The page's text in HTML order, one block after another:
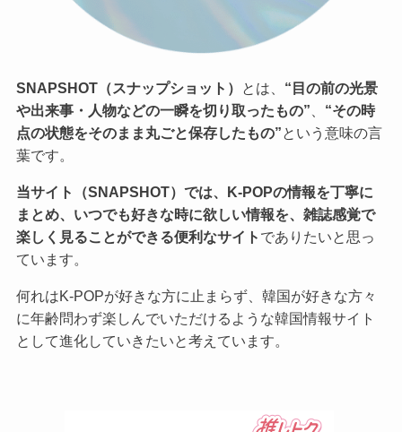
SNAPSHOT（スナップショット） とは、 “目の前の光景
や出来事・人物などの一瞬を切り取ったもの”
“その時
点の状態をそのまま丸ごと保存したもの”という意味の言
葉です。
当サイト（SNAPSHOT）では、K-POPの情報を丁寧に
まとめ、いつでも好きな時に欲しい情報を、雑誌感覚で
楽しく見ることができる便利なサイト でありたいと思っ
ています。
何れはK-POPが好きな方に止まらず、韓国が好きな方々
に年齢問わず楽しんでいただけるような韓国情報サイト
として進化していきたいと考えています。